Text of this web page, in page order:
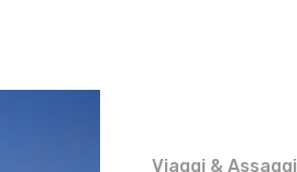
Viaggi & Assaggi